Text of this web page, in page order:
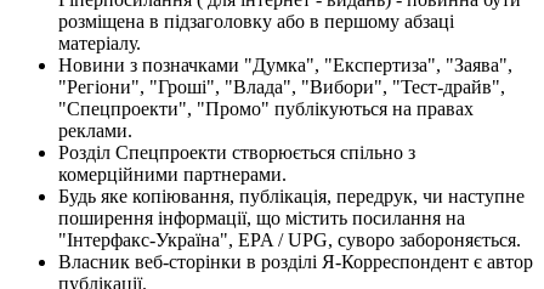
розміщена в підзаголовку або в першому абзаці
матеріалу.
Новини з позначками "Думка", "Експертиза", "Заява",
"Регіони", "Гроші", "Влада", "Вибори", "Тест-драйв",
"Спецпроекти", "Промо" публікуються на правах
реклами.
Розділ Спецпроекти створюється спільно з
комерційними партнерами.
Будь яке копіювання, публікація, передрук, чи наступне
поширення інформації, що містить посилання на
"Інтерфакс-Україна", EPA / UPG, суворо забороняється.
Власник веб-сторінки в розділі Я-Корреспондент є автор
публікації.